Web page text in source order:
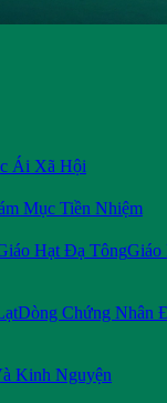
Ái Xã Hội
Mục Tiền Nhiệm
Hạt Đạ TôngGiáo
Dòng Chứng Nhân
Kinh Nguyện